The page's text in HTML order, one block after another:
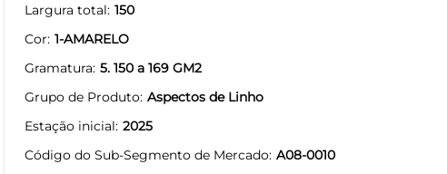
Largura total 150
Cor 1-AMARELO
Gramatura 5. 150 a 169 GM2
Grupo de Produto Aspectos de Linho
Estação inicial 2025
Código do Sub-Segmento de Mercado A08-0010